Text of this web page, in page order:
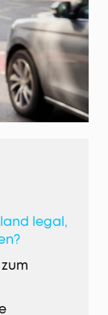
legal,